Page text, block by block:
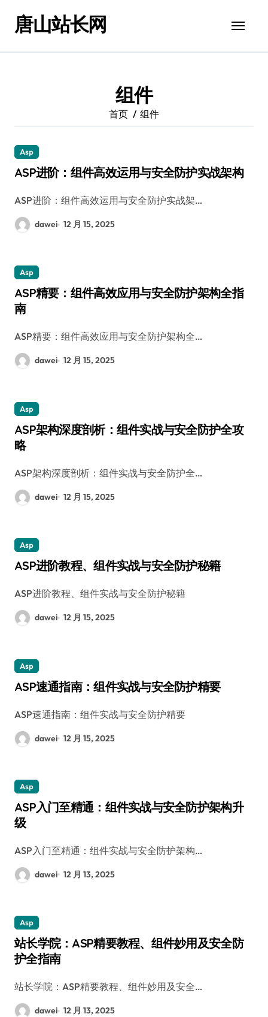
唐山站长网
组件
首页 组件
Asp
ASP进阶：组件高效运用与安全防护实战架构
ASP进阶：组件高效运用与安全防护实战架…
dawei 12 月 15, 2025
Asp
ASP精要：组件高效应用与安全防护架构全指
南
ASP精要：组件高效应用与安全防护架构全…
dawei 12 月 15, 2025
Asp
ASP架构深度剖析：组件实战与安全防护全攻
略
ASP架构深度剖析：组件实战与安全防护全…
dawei 12 月 15, 2025
Asp
ASP进阶教程、组件实战与安全防护秘籍
ASP进阶教程、组件实战与安全防护秘籍
dawei 12 月 15, 2025
Asp
ASP速通指南：组件实战与安全防护精要
ASP速通指南：组件实战与安全防护精要
dawei 12 月 15, 2025
Asp
ASP入门至精通：组件实战与安全防护架构升
级
ASP入门至精通：组件实战与安全防护架构…
dawei 12 月 13, 2025
Asp
站长学院：ASP精要教程、组件妙用及安全防
护全指南
站长学院：ASP精要教程、组件妙用及安全…
dawei 12 月 13, 2025